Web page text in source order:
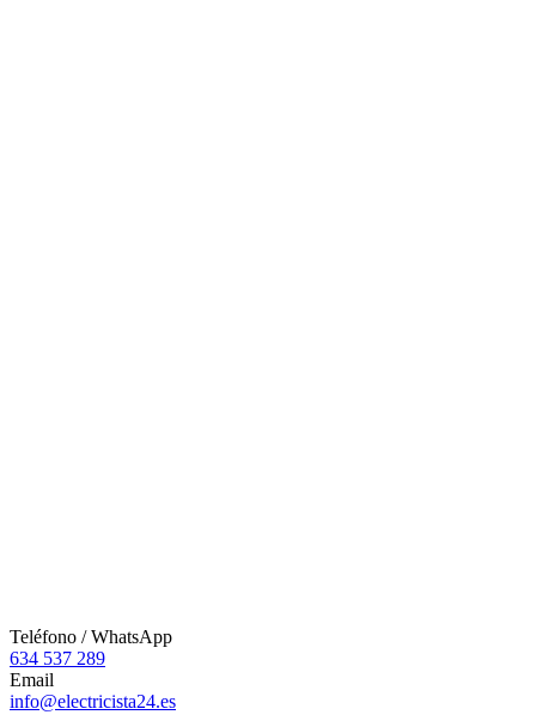
Teléfono / WhatsApp
634 537 289
Email
info@electricista24.es